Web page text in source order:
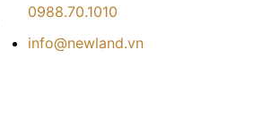
0988.70.1010
info@newland.vn